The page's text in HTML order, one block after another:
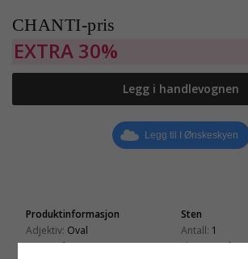
CHANTI-pris
EXTRA 30%
Legg i handlevognen
Legg til I Ønskeskyen
Produktinformasjon
Adjektiv: Oval
Stein:Lab Grown Diamant
Sten
Antall: 1
Sliping: